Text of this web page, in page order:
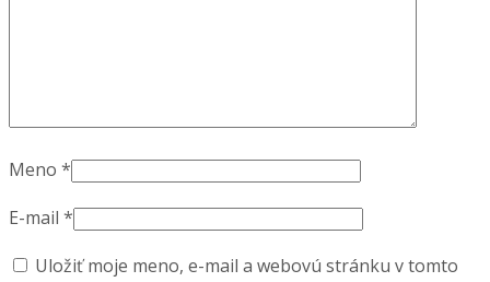
Meno *
E-mail *
Uložiť moje meno, e-mail a webovú stránku v tomto